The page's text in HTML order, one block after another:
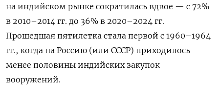
на индийском рынке сократилась вдвое — с 72%
в 2010–2014 гг. до 36% в 2020–2024 гг.
Прошедшая пятилетка стала первой с 1960–1964
гг., когда на Россию (или СССР) приходилось
менее половины индийских закупок
вооружений.